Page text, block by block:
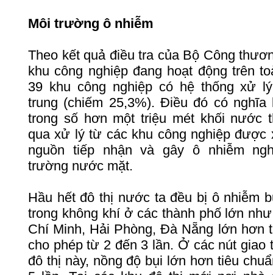
Môi trường ô nhiễm
Theo kết quả điều tra của Bộ Công
khu công nghiệp đang hoạt động trên
39 khu công nghiệp có hệ thống xử lý
trung (chiếm 25,3%).Điều đó có nghĩa
trong số hơn một triệu mét khối nước
quaxử lý từ các khu công nghiệp được
nguồn tiếp nhận và gây ô nhiễm
trường nước mặt.
Hầu hết đô thị nước ta đều bị ô nhiễm
trong không khíở các thành phố lớn như
Chí Minh, Hải Phòng,Đà Nẵng lớn hơn
cho phép từ 2 đến 3 lần. Ở các nút giao
đô thị này, nồng độ bụi lớn hơn tiêu